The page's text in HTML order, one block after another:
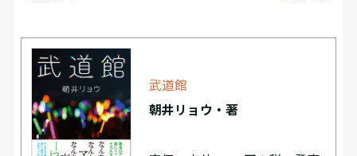
武道館
朝井リョウ・著